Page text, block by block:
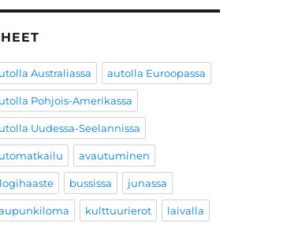
Australiassa autolla Euroopassa
Pohjois-Amerikassa
Uudessa-Seelannissa
avautuminen
bussissa junassa
kulttuurierot laivalla